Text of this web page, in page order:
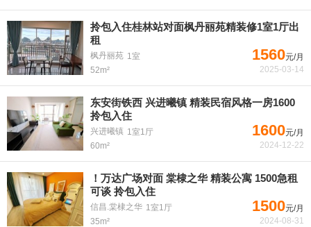
拎包入住桂林站对面枫丹丽苑精装修1室1厅出
租
枫丹丽苑 1室
52m²
1560元/月
2025-03-14
东安街铁西 兴进曦镇 精装民宿风格一房1600
拎包入住
兴进曦镇 1室1厅
60m²
1600元/月
2024-12-22
！万达广场对面 棠棣之华 精装公寓 1500急租
可谈 拎包入住
信昌.棠棣之华 1室1厅
35m²
1500元/月
2024-08-31